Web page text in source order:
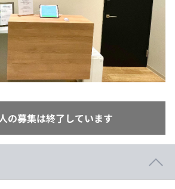
の募集は終了しています